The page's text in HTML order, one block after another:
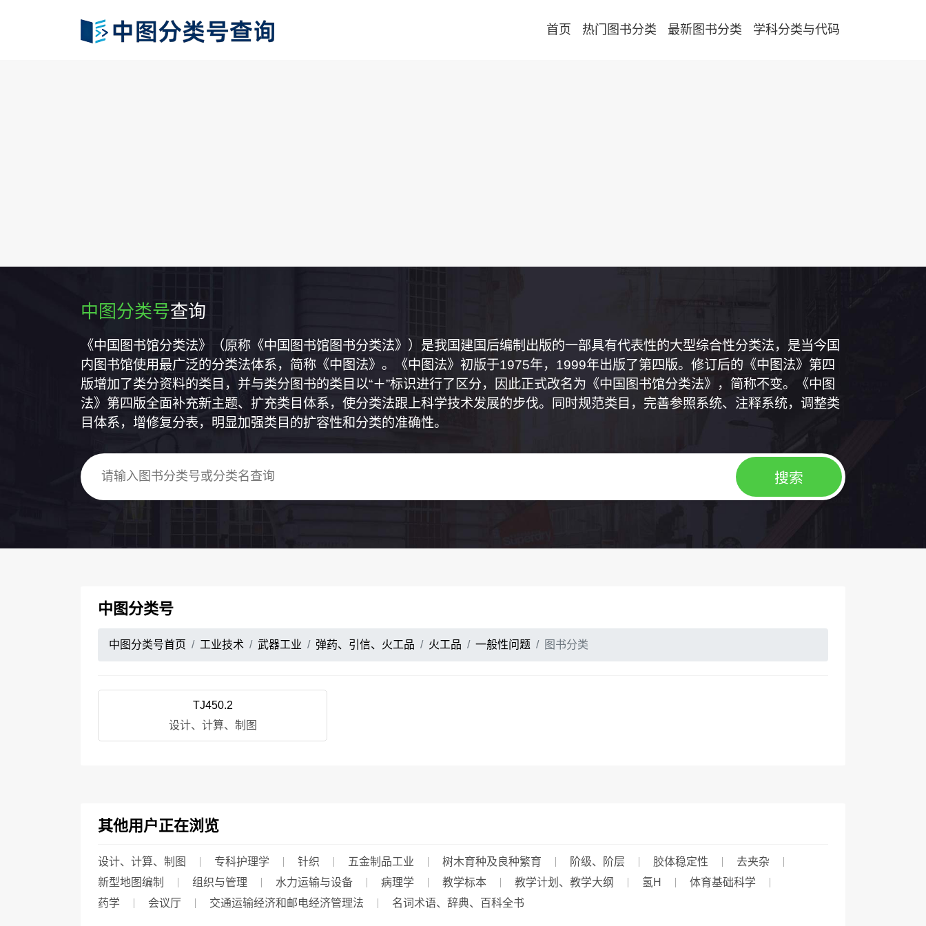
首页 热门图书分类 最新图书分类 学科分类与代码
中图分类号查询
《中国图书馆分类法》（原称《中国图书馆图书分类法》）是我国建国后编制出版的一部具有代表性的大型综合性分类法，是当今国
内图书馆使用最广泛的分类法体系，简称《中图法》。《中图法》初版于1975年，1999年出版了第四版。修订后的《中图法》第四
版增加了类分资料的类目，并与类分图书的类目以“＋”标识进行了区分，因此正式改名为《中国图书馆分类法》，简称不变。《中图
法》第四版全面补充新主题、扩充类目体系，使分类法跟上科学技术发展的步伐。同时规范类目，完善参照系统、注释系统，调整类
目体系，增修复分表，明显加强类目的扩容性和分类的准确性。
中图分类号
中图分类号首页 工业技术 武器工业 弹药、引信、火工品 火工品 一般性问题 图书分类
TJ450.2
设计、计算、制图
其他用户正在浏览
设计、计算、制图 专科护理学 针织 五金制品工业 树木育种及良种繁育 阶级、阶层 胶体稳定性
去夹杂
新型地图编制
组织与管理 水力运输与设备 病理学 教学标本 教学计划、教学大纲 氢H
体育基础科学
药学
会议厅 交通运输经济和邮电经济管理法 名词术语、辞典、百科全书